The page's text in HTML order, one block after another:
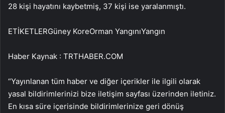
28 kişi hayatını kaybetmiş, 37 kişi ise yaralanmıştı.
ETİKETLERGüney KoreOrman YangınıYangın
Haber Kaynak : TRTHABER.COM
“Yayınlanan tüm haber ve diğer içerikler ile ilgili olarak
yasal bildirimlerinizi bize iletişim sayfası üzerinden iletiniz.
En kısa süre içerisinde bildirimlerinize geri dönüş